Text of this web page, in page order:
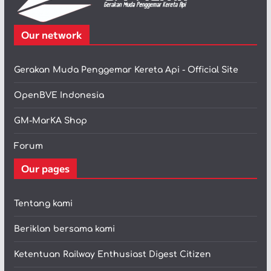
Our network
Gerakan Muda Penggemar Kereta Api - Official Site
OpenBVE Indonesia
GM-MarKA Shop
Forum
Our pages
Tentang kami
Beriklan bersama kami
Ketentuan Railway Enthusiast Digest Citizen